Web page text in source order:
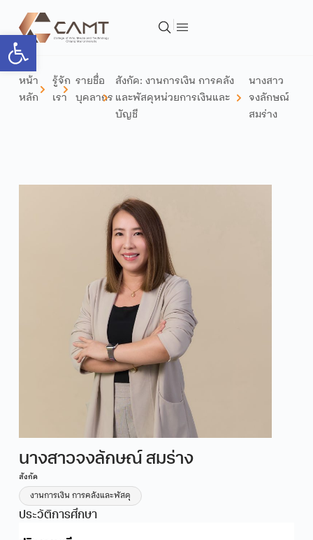
Open toolbar
หน้า
หลัก
รู้จัก
เรา
รายชื่อ
บุคลากร
สังกัด: งานการเงิน การคลัง
และพัสดุหน่วยการเงินและ
บัญชี
นางสาว
จงลักษณ์
สมร่าง
นางสาวจงลักษณ์ สมร่าง
สังกัด
งานการเงิน การคลังและพัสดุ
ประวัติการศึกษา